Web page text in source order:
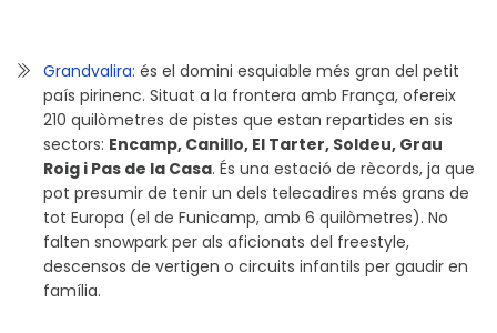
Grandvalira: és el domini esquiable més gran del petit
país pirinenc. Situat a la frontera amb França, ofereix
210 quilòmetres de pistes que estan repartides en sis
sectors: Encamp, Canillo, El Tarter, Soldeu, Grau
Roig i Pas de la Casa. És una estació de rècords, ja que
pot presumir de tenir un dels telecadires més grans de
tot Europa (el de Funicamp, amb 6 quilòmetres). No
falten snowpark per als aficionats del freestyle,
descensos de vertigen o circuits infantils per gaudir en
família.